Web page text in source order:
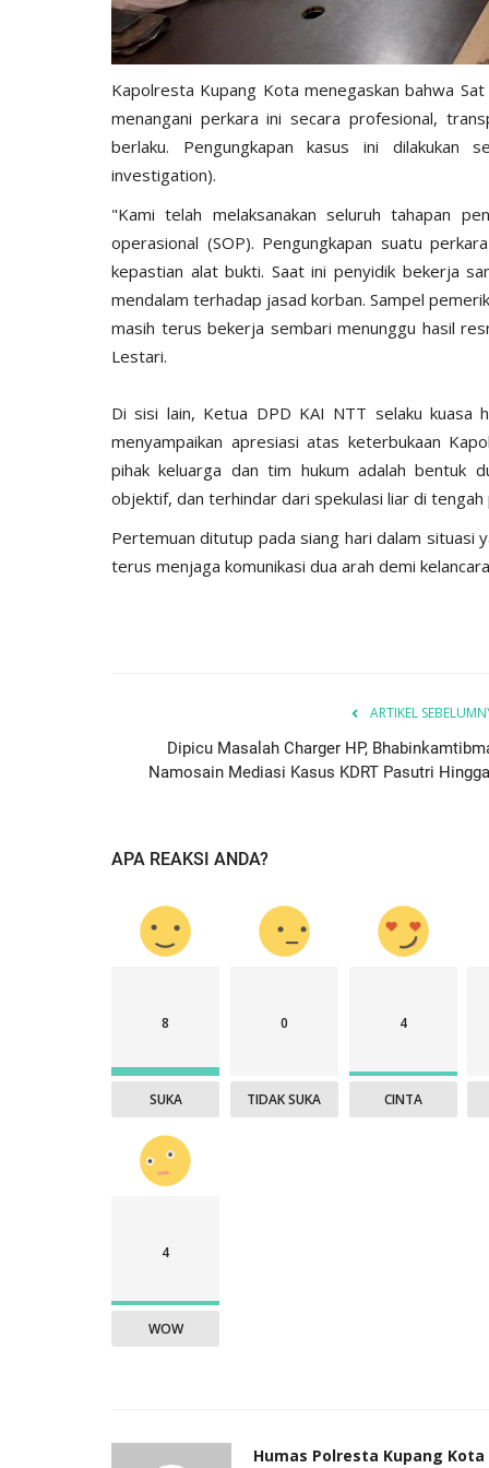
Kapolresta Kupang Kota menegaskan bahwa
menangani perkara ini secara profesional,
berlaku. Pengungkapan kasus ini dilakukan
investigation).
​"Kami telah melaksanakan seluruh tahapan
operasional (SOP). Pengungkapan suatu
kepastian alat bukti. Saat ini penyidik bekerja
mendalam terhadap jasad korban. Sampel
masih terus bekerja sembari menunggu hasil
Lestari.
​Di sisi lain, Ketua DPD KAI NTT selaku kuasa
menyampaikan apresiasi atas keterbukaan
pihak keluarga dan tim hukum adalah bentuk
objektif, dan terhindar dari spekulasi liar di tengah
​Pertemuan ditutup pada siang hari dalam situasi
terus menjaga komunikasi dua arah demi
ARTIKEL
Dipicu Masalah Charger HP,
Namosain Mediasi Kasus KDRT Pasutri
APA REAKSI ANDA?
8
SUKA
0
TIDAK SUKA
4
CINTA
4
WOW
Humas Polresta Kupang Kota